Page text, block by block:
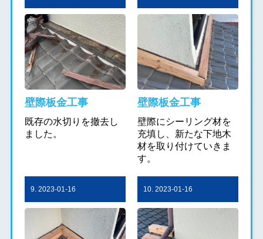
壁際板金工事
既存の水切りを撤去し
ました。
壁際板金工事
壁際にシーリング材を
充填し、新たな下地木
材を取り付けていきま
す。
9. 2023-01-16 10. 2023-01-16